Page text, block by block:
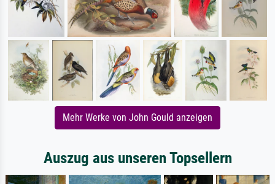
Mehr Werke von John Gould anzeigen
Auszug aus unseren Topsellern